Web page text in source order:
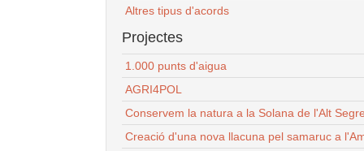
Altres tipus d'acords
Projectes
1.000 punts d'aigua
AGRI4POL
Conservem la natura a la Solana de l'Alt
Creació d'una nova llacuna pel samaruc a